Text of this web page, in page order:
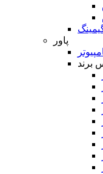
پاور
برند